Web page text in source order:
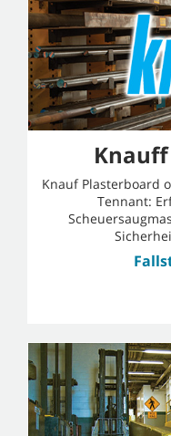
Knauf Plasterboard
Tennant: